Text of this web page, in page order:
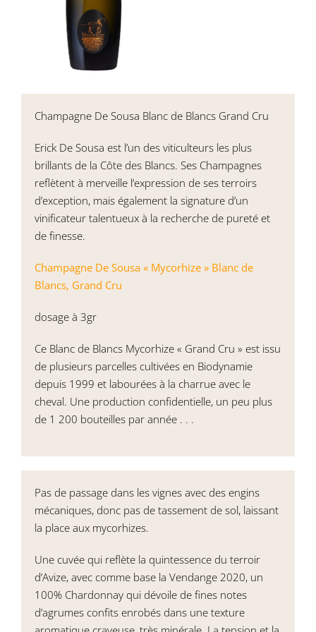
Champagne De Sousa Blanc de Blancs Grand Cru
Erick De Sousa est l’un des viticulteurs les plus
brillants de la Côte des Blancs. Ses Champagnes
reflètent à merveille l’expression de ses terroirs
d’exception, mais également la signature d’un
vinificateur talentueux à la recherche de pureté et
de finesse.
Champagne De Sousa « Mycorhize » Blanc de
Blancs, Grand Cru
dosage à 3gr
Ce Blanc de Blancs Mycorhize « Grand Cru » est issu
de plusieurs parcelles cultivées en Biodynamie
depuis 1999 et labourées à la charrue avec le
cheval. Une production confidentielle, un peu plus
de 1 200 bouteilles par année . . .
Pas de passage dans les vignes avec des engins
mécaniques, donc pas de tassement de sol, laissant
la place aux mycorhizes.
Une cuvée qui reflète la quintessence du terroir
d’Avize, avec comme base la Vendange 2020, un
100% Chardonnay qui dévoile de fines notes
d’agrumes confits enrobés dans une texture